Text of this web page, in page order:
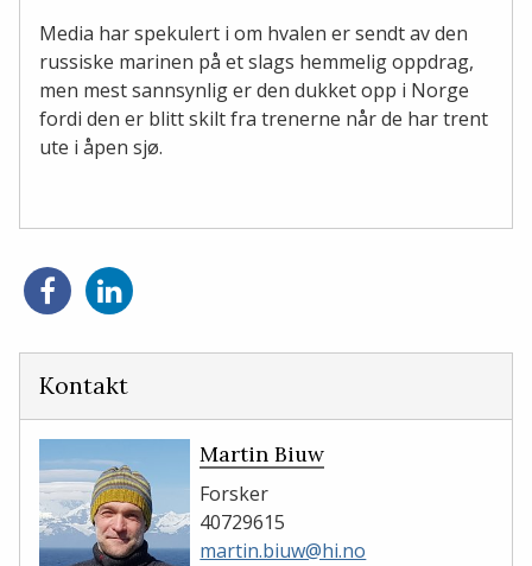
Media har spekulert i om hvalen er sendt av den
russiske marinen på et slags hemmelig oppdrag,
men mest sannsynlig er den dukket opp i Norge
fordi den er blitt skilt fra trenerne når de har trent
ute i åpen sjø.
Del
på
Del
på
Kontakt
Martin Biuw
Forsker
40729615
martin.biuw@hi.no